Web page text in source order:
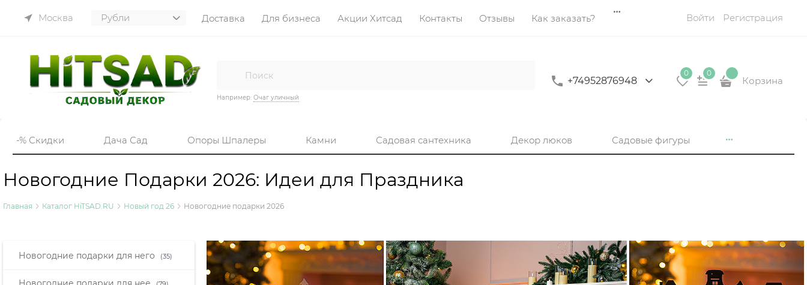
Москва Доставка Для бизнеса Акции Хитсад Контакты Отзывы Как заказать? Войти Регистрация
Например: Очаг уличный
+74952876948
0 0
Корзина
-% Скидки Дача Сад Опоры Шпалеры Камни Садовая сантехника Декор люков Садовые фигуры
Новогодние Подарки 2026: Идеи для Праздника
Главная Каталог HiTSAD.RU Новый год 26 Новогодние подарки 2026
Новогодние подарки для него (35)